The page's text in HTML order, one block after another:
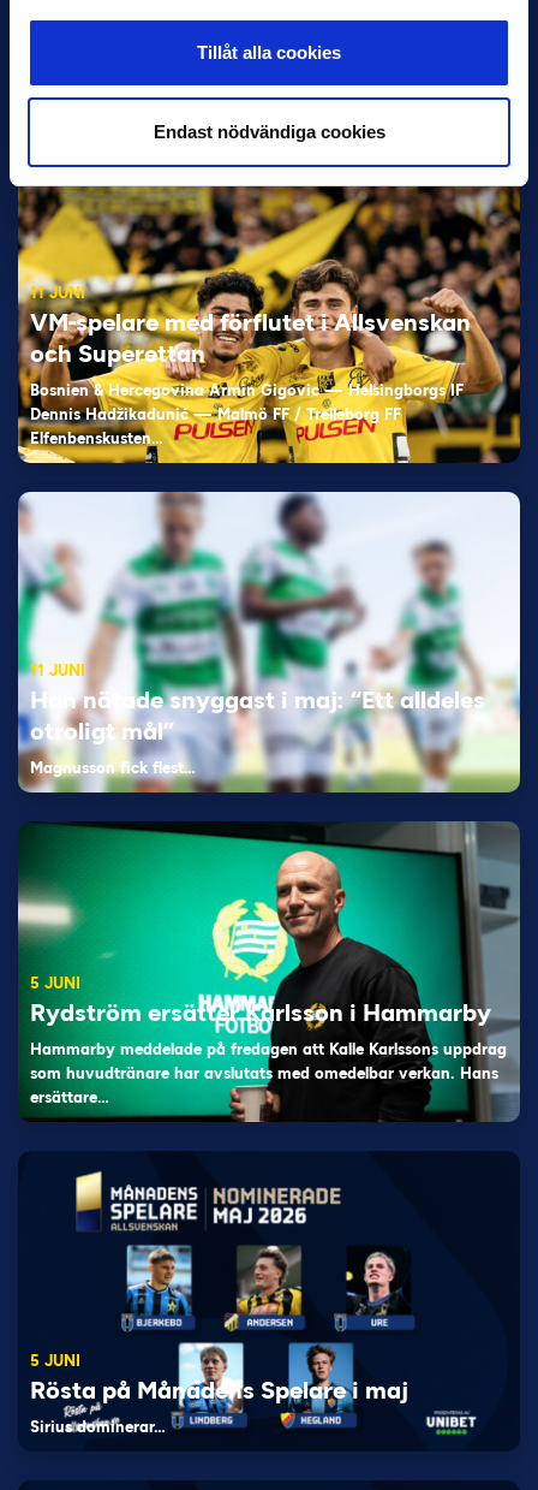
Tillåt alla cookies
Endast nödvändiga cookies
11 JUNI
VM-spelare med förflutet i Allsvenskan
och Superettan
Bosnien & Hercegovina Armin Gigovic — Helsingborgs IF
Dennis Hadžikadunić — Malmö FF / Trelleborg FF
Elfenbenskusten…
11 JUNI
Han nätade snyggast i maj: “Ett alldeles
otroligt mål”
Magnusson fick flest…
5 JUNI
Rydström ersätter Karlsson i Hammarby
Hammarby meddelade på fredagen att Kalle Karlssons uppdrag
som huvudtränare har avslutats med omedelbar verkan. Hans
ersättare…
5 JUNI
Rösta på Månadens Spelare i maj
Sirius dominerar…